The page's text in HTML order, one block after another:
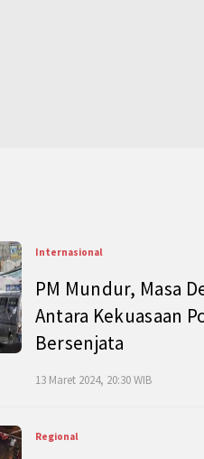
Internasional
PM Mundur, Masa
Antara Kekuasaan
Bersenjata
13 Maret 2024, 20:30 WIB
Regional